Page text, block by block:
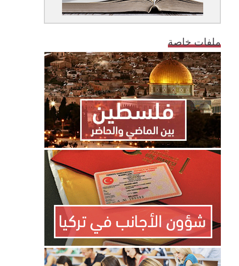
ملفات خاصة